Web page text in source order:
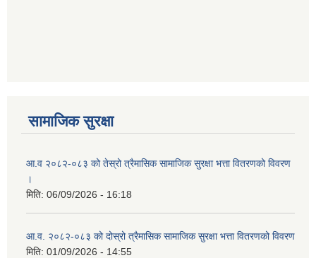
सामाजिक सुरक्षा
आ.व २०८२-०८३ को तेस्रो त्रैमासिक सामाजिक सुरक्षा भत्ता वितरणको विवरण
।
मिति: 06/09/2026 - 16:18
आ.व. २०८२-०८३ को दोस्रो त्रैमासिक सामाजिक सुरक्षा भत्ता वितरणको विवरण
मिति: 01/09/2026 - 14:55